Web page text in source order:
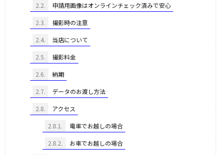
2.2. 申請用画像はオンラインチェック済みで安心
2.3. 撮影時の注意
2.4. 当店について
2.5. 撮影料金
2.6. 納期
2.7. データのお渡し方法
2.8. アクセス
2.8.1. 電車でお越しの場合
2.8.2. お車でお越しの場合